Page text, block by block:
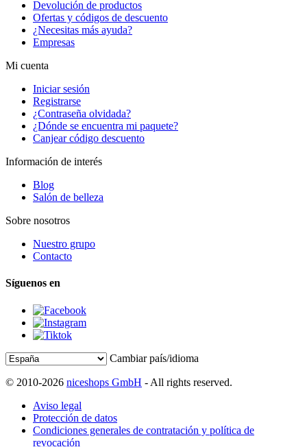
Devolución de productos
Ofertas y códigos de descuento
¿Necesitas más ayuda?
Empresas
Mi cuenta
Iniciar sesión
Registrarse
¿Contraseña olvidada?
¿Dónde se encuentra mi paquete?
Canjear código descuento
Información de interés
Blog
Salón de belleza
Sobre nosotros
Nuestro grupo
Contacto
Síguenos en
Cambiar país/idioma
© 2010-2026 niceshops GmbH - All rights reserved.
Aviso legal
Protección de datos
Condiciones generales de contratación y política de
revocación